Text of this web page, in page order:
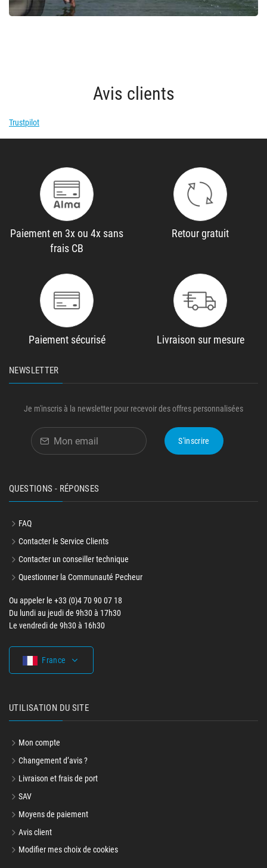
Avis clients
Trustpilot
Paiement en 3x ou 4x sans
frais CB
Retour gratuit
Paiement sécurisé Livraison sur mesure
NEWSLETTER
Je m'inscris à la newsletter pour recevoir des offres personnalisées
S'inscrire
QUESTIONS - RÉPONSES
FAQ
Contacter le Service Clients
Contacter un conseiller technique
Questionner la Communauté Pecheur
Ou appeler le +33 (0)4 70 90 07 18
Du lundi au jeudi de 9h30 à 17h30
Le vendredi de 9h30 à 16h30
France
UTILISATION DU SITE
Mon compte
Changement d’avis ?
Livraison et frais de port
SAV
Moyens de paiement
Avis client
Modifier mes choix de cookies